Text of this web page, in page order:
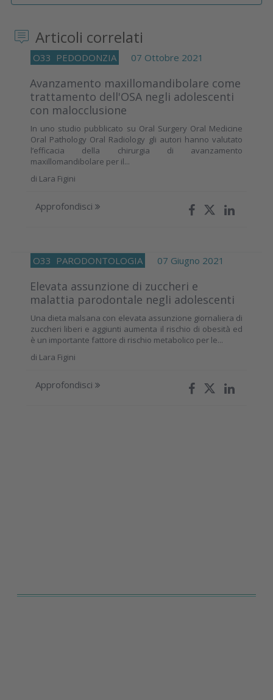
Articoli correlati
O33 PEDODONZIA 07 Ottobre 2021
Avanzamento maxillomandibolare come
trattamento dell'OSA negli adolescenti
con malocclusione
In uno studio pubblicato su Oral Surgery Oral Medicine
Oral Pathology Oral Radiology gli autori hanno valutato
l’efficacia della chirurgia di avanzamento
maxillomandibolare per il...
di Lara Figini
Approfondisci
O33 PARODONTOLOGIA 07 Giugno 2021
Elevata assunzione di zuccheri e
malattia parodontale negli adolescenti
Una dieta malsana con elevata assunzione giornaliera di
zuccheri liberi e aggiunti aumenta il rischio di obesità ed
è un importante fattore di rischio metabolico per le...
di Lara Figini
Approfondisci